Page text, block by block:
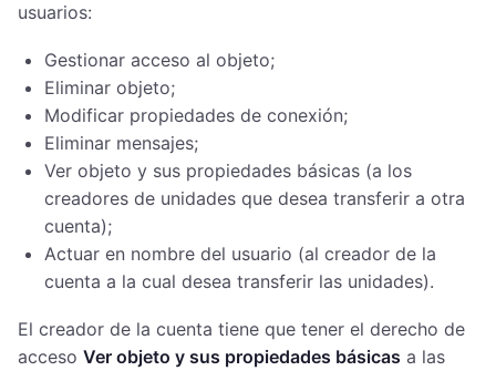
usuarios:
Gestionar acceso al objeto;
Eliminar objeto;
Modificar propiedades de conexión;
Eliminar mensajes;
Ver objeto y sus propiedades básicas (a los
creadores de unidades que desea transferir a otra
cuenta);
Actuar en nombre del usuario (al creador de la
cuenta a la cual desea transferir las unidades).
El creador de la cuenta tiene que tener el derecho de
acceso Ver objeto y sus propiedades básicas a las